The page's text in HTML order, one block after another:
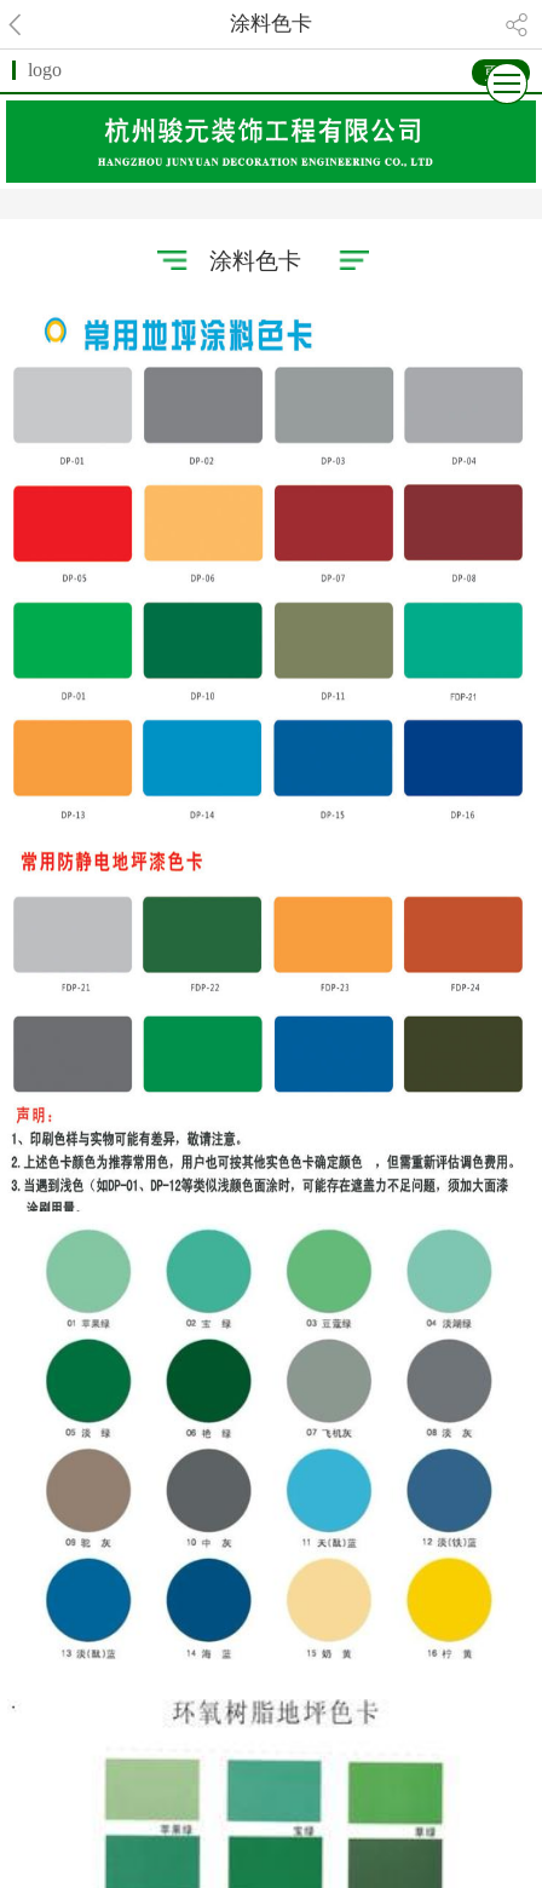
涂料色卡
logo 更多
涂料色卡